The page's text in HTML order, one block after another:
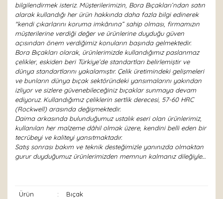
bilgilendirmek isteriz. Müşterilerimizin, Bora Bıçakları’ndan satın
alarak kullandığı her ürün hakkında daha fazla bilgi edinerek
"kendi çıkarlarını koruma imkânına” sahip olması, firmamızın
müşterilerine verdiği değer ve ürünlerine duyduğu güven
açısından önem verdiğimiz konuların başında gelmektedir.
Bora Bıçakları olarak, ürünlerimizde kullandığımız paslanmaz
çelikler, eskiden beri Türkiye’de standartları belirlemiştir ve
dünya standartlarını yakalamıştır. Çelik üretimindeki gelişmeleri
ve bunların dünya bıçak sektöründeki yansımalarını yakından
izliyor ve sizlere güvenebileceğiniz bıçaklar sunmaya devam
ediyoruz. Kullandığımız çeliklerin sertlik derecesi, 57-60 HRC
(Rockwell) arasında değişmektedir.
Daima arkasında bulunduğumuz ustalık eseri olan ürünlerimiz,
kullanılan her malzeme dâhil olmak üzere, kendini belli eden bir
tecrübeyi ve kaliteyi yansıtmaktadır.
Satış sonrası bakım ve teknik desteğimizle yanınızda olmaktan
gurur duyduğumuz ürünlerimizden memnun kalmanız dileğiyle…
Ürün
: Bıçak